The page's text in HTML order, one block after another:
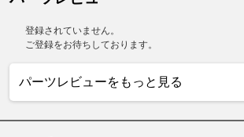
登録されていません。
ご登録をお待ちしております。
パーツレビューをもっと見る